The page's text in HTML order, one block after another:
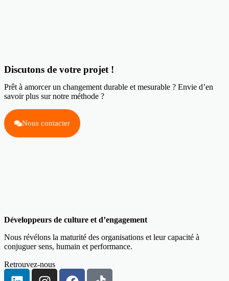
Discutons de votre projet !
Prêt à amorcer un changement durable et mesurable ? Envie d’en
savoir plus sur notre méthode ?
Nous contacter
Développeurs de culture et d’engagement
Nous révélons la maturité des organisations et leur capacité à
conjuguer sens, humain et performance.
Retrouvez-nous